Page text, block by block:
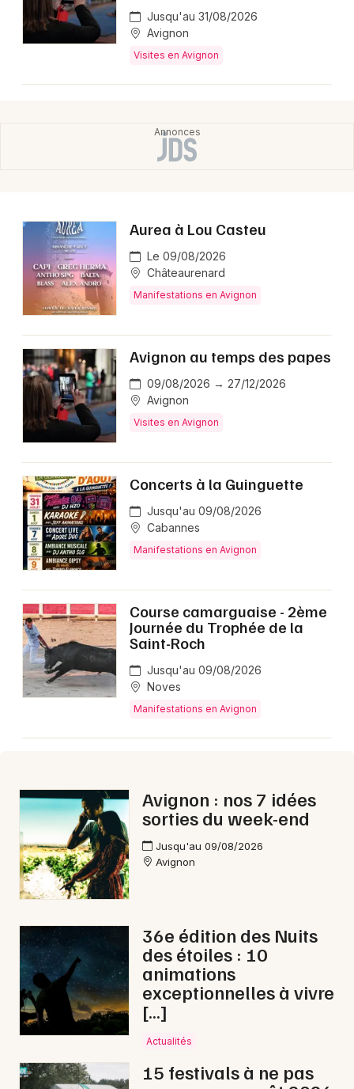
Jusqu'au 31/08/2026
Avignon
Visites en Avignon
Aurea à Lou Casteu
Le 09/08/2026
Châteaurenard
Manifestations en Avignon
Avignon au temps des papes
09/08/2026 → 27/12/2026
Avignon
Visites en Avignon
Concerts à la Guinguette
Jusqu'au 09/08/2026
Cabannes
Manifestations en Avignon
Course camarguaise - 2ème
Journée du Trophée de la
Saint-Roch
Jusqu'au 09/08/2026
Noves
Manifestations en Avignon
Avignon : nos 7 idées
sorties du week-end
Jusqu'au 09/08/2026
Avignon
36e édition des Nuits
des étoiles : 10
animations
exceptionnelles à vivre
[…]
Actualités
15 festivals à ne pas